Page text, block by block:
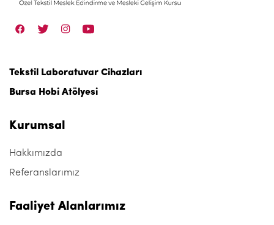
Tekstil Laboratuvar Cihazları
Bursa Hobi Atölyesi
Kurumsal
Hakkımızda
Referanslarımız
Faaliyet Alanlarımız